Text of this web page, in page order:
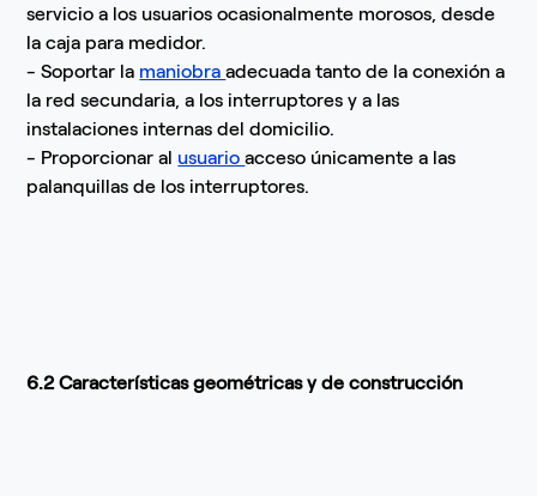
servicio a los usuarios ocasionalmente morosos, desde
la caja para medidor.
- Soportar la maniobraadecuada tanto de la conexión a
la red secundaria, a los interruptores y a las
instalaciones internas del domicilio.
- Proporcionar al usuarioacceso únicamente a las
palanquillas de los interruptores.
6.2 Características geométricas y de construcción